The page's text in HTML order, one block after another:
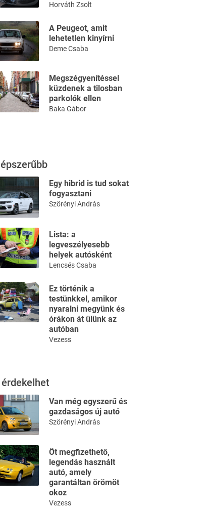
Horváth Zsolt
A Peugeot, amit
lehetetlen kinyírni
Deme Csaba
Megszégyenítéssel
küzdenek a tilosban
parkolók ellen
Baka Gábor
Egy hibrid is tud sokat
fogyasztani
Szörényi András
Lista: a
legveszélyesebb
helyek autósként
Lencsés Csaba
Ez történik a
testünkkel, amikor
nyaralni megyünk és
órákon át ülünk az
autóban
Vezess
érdekelhet
Van még egyszerű és
gazdaságos új autó
Szörényi András
Öt megfizethető,
legendás használt
autó, amely
garantáltan örömöt
okoz
Vezess